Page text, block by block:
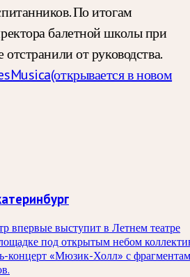
По итогам
балетной школы при
отстранили от руководства.
(открывается в новом
впервые выступит в Летнем театре
под открытым небом
концерт «Мюзик-Холл» с